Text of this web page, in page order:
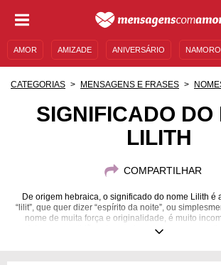
AMOR AMIZADE ANIVERSÁRIO NAMORO
MENSAGENS DE
CATEGORIAS MENSAGENS E FRASES
SIGNIFICADO DO
LILITH
COMPARTILHAR
De origem hebraica, o significado do nome Lilith é
“lilit”, que quer dizer “espírito da noite”, ou
nome de muita força e originalidade, é muito
registros em certidões de nascimento apenas a partir